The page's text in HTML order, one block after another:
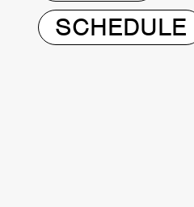
SCHEDULE